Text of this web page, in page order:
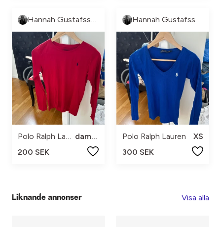
Hannah Gustafsson
Polo Ralph Lauren
dam xs
200 SEK
Hannah Gustafsson
Polo Ralph Lauren
XS
300 SEK
Liknande annonser Visa alla